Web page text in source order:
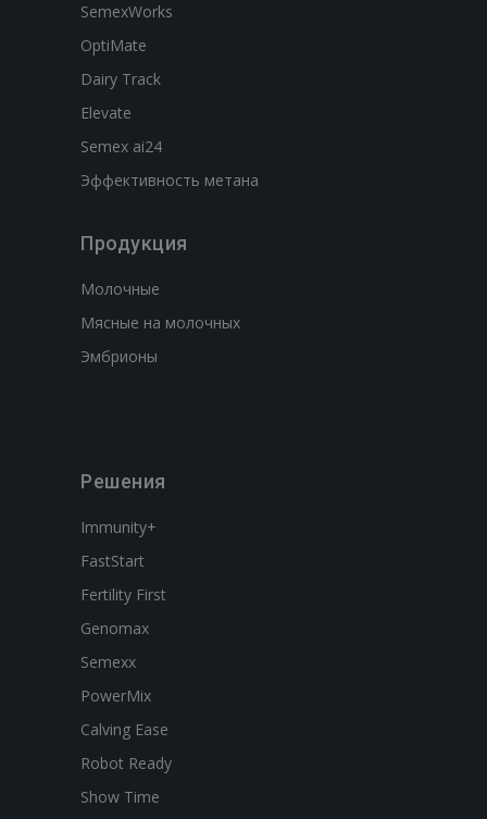
SemexWorks
OptiMate
Dairy Track
Elevate
Semex ai24
Эффективность метана
Продукция
Молочные
Мясные на молочных
Эмбрионы
Решения
Immunity+
FastStart
Fertility First
Genomax
Semexx
PowerMix
Calving Ease
Robot Ready
Show Time